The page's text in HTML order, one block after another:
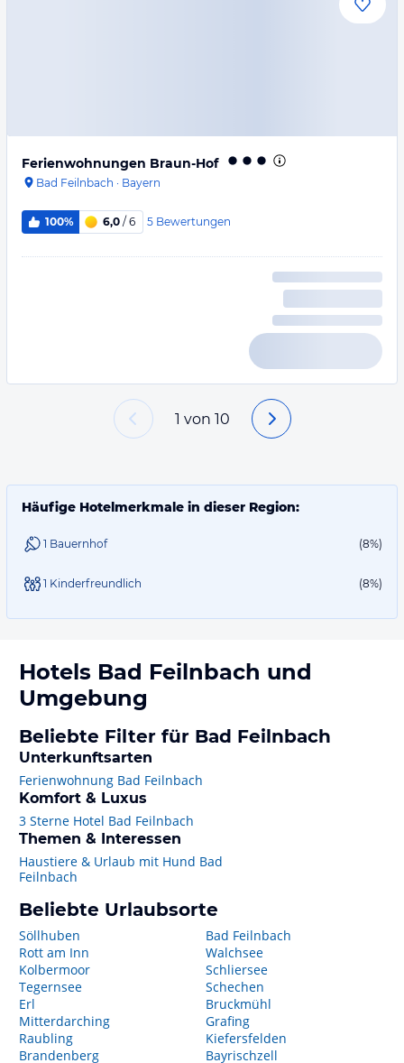
Ferienwohnungen Braun-Hof
Bad Feilnbach · Bayern
100% 6,0 / 6 5 Bewertungen
1 von 10
Häufige Hotelmerkmale in dieser Region:
1 Bauernhof (8%)
1 Kinderfreundlich (8%)
Hotels Bad Feilnbach und
Umgebung
Beliebte Filter für Bad Feilnbach
Unterkunftsarten
Ferienwohnung Bad Feilnbach
Komfort & Luxus
3 Sterne Hotel Bad Feilnbach
Themen & Interessen
Haustiere & Urlaub mit Hund Bad
Feilnbach
Beliebte Urlaubsorte
Söllhuben
Rott am Inn
Kolbermoor
Tegernsee
Erl
Mitterdarching
Raubling
Brandenberg
Bad Feilnbach
Walchsee
Schliersee
Schechen
Bruckmühl
Grafing
Kiefersfelden
Bayrischzell